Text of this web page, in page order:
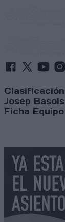
Clasificación
Josep Basols
Ficha Equipo